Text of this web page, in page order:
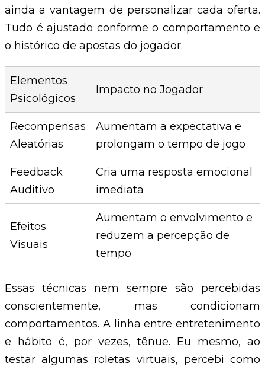
ainda a vantagem de personalizar cada oferta.
Tudo é ajustado conforme o comportamento e
o histórico de apostas do jogador.
Elementos
Psicológicos
Impacto no Jogador
Recompensas
Aleatórias
Aumentam a expectativa e
prolongam o tempo de jogo
Feedback
Auditivo
Cria uma resposta emocional
imediata
Efeitos
Visuais
Aumentam o envolvimento e
reduzem a percepção de
tempo
Essas técnicas nem sempre são percebidas
conscientemente, mas condicionam
comportamentos. A linha entre entretenimento
e hábito é, por vezes, tênue. Eu mesmo, ao
testar algumas roletas virtuais, percebi como